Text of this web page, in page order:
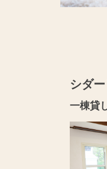
シダ
一棟貸